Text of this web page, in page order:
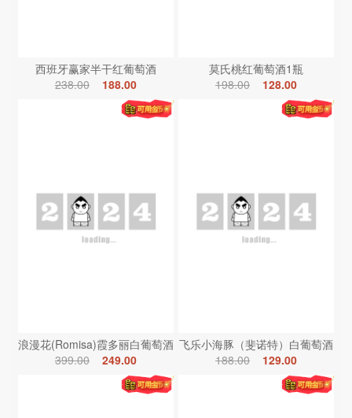
西班牙赢家半干红葡萄酒
238.00
188.00
莫氏桃红葡萄酒1瓶
198.00
128.00
浪漫花(Romisa)霞多丽白葡萄酒
399.00
249.00
飞乐小海豚（斐诺特）白葡萄酒
188.00
129.00